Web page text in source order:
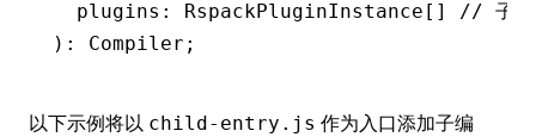
  plugins: RspackPluginInstance[]
// 子编
): Compiler;
以下示例将以 child-entry.js 作为入口添加子编